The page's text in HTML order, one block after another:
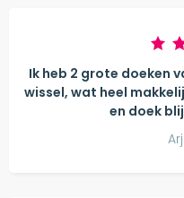
Ik heb 2 grote doeken
wissel, wat heel
en doek